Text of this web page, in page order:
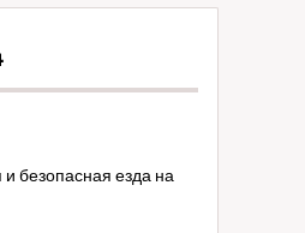
безопасная езда на